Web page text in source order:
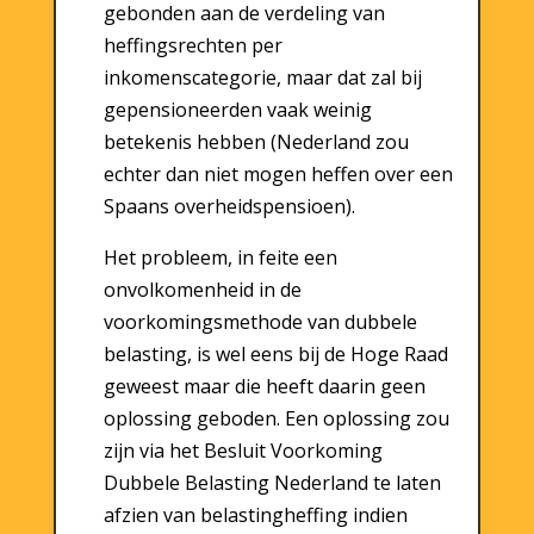
gebonden aan de verdeling van
heffingsrechten per
inkomenscategorie, maar dat zal bij
gepensioneerden vaak weinig
betekenis hebben (Nederland zou
echter dan niet mogen heffen over een
Spaans overheidspensioen).
Het probleem, in feite een
onvolkomenheid in de
voorkomingsmethode van dubbele
belasting, is wel eens bij de Hoge Raad
geweest maar die heeft daarin geen
oplossing geboden. Een oplossing zou
zijn via het Besluit Voorkoming
Dubbele Belasting Nederland te laten
afzien van belastingheffing indien